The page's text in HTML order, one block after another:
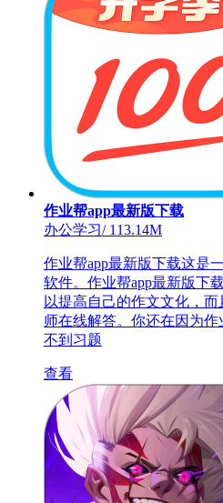
作业帮app最新版下载
办公学习/113.14M
作业帮app最新版下载这是
软件。作业帮app最新版下
以提高自己的作文文化，
师在线解答。你还在因为
不到习题
查看